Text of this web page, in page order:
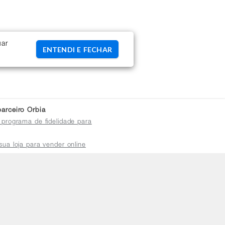
ENTENDI E FECHAR
Orbia
programa de fidelidade para
loja para vender online